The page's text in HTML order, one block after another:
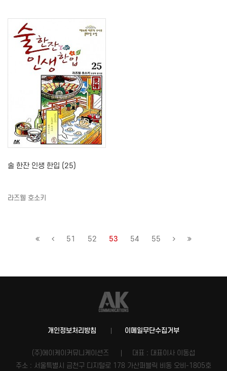
술 한잔 인생 한입 (25)
라즈웰 호소키
51 52 53 54 55
개인정보처리방침 이메일무단수집거부
(주)에이케이커뮤니케이션즈
대표 : 대표이사 이동섭
주소 : 서울특별시 금천구 디지털로 178 가산퍼블릭 비동 오비-1805호